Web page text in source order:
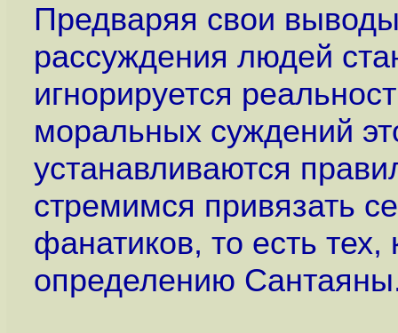
Предваряя свои
рассуждения людей
игнорируется
моральных суждений
устанавливаются
стремимся привязать
фанатиков, то есть
определению